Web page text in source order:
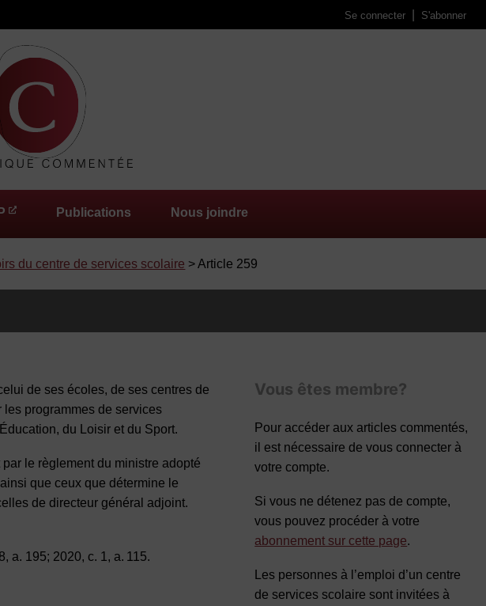
Se connecter S'abonner
Publications Nous joindre
du centre de services scolaire > Article 259
de ses écoles, de ses centres de
les programmes de services
du Loisir et du Sport.
le règlement du ministre adopté
que ceux que détermine le
de directeur général adjoint.
a. 195; 2020, c. 1, a. 115.
Vous êtes membre?
Pour accéder aux articles commentés,
il est nécessaire de vous connecter à
votre compte.
Si vous ne détenez pas de compte,
vous pouvez procéder à votre
abonnement sur cette page.
Les personnes à l’emploi d’un centre
de services scolaire sont invitées à